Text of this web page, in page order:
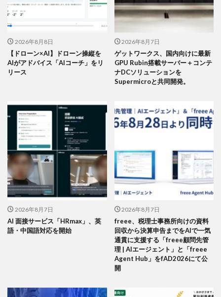
2026年8月8日
【ドローン×AI】ドローン操縦を
AIがアドバイス「AIコーチ」をリ
リース
2026年8月7日
ゲットワークス、国内向けに最新
GPU Rubin搭載サーバー＋コンテ
ナDCソリューションを
Supermicroと共同開発。
2026年8月7日
AI 面接サービス「HRmax」、英
語・中国語対応を開始
2026年8月7日
freee、税理士事務所向けの資料
回収から決算申告までをAIで一気
通貫に支援する「freee顧問先管
理 | AIエージェント」と「freee
Agent Hub」をfAD2026にて公
開